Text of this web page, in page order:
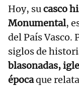
Hoy, sucasco
Monumental,
del País Vasco.
siglos de
blasonadas,
épocaque